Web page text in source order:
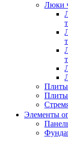
Люки
Плиты
Элементы